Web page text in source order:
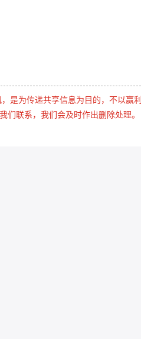
是为传递共享信息为目的，不以
们联系，我们会及时作出删除处理。